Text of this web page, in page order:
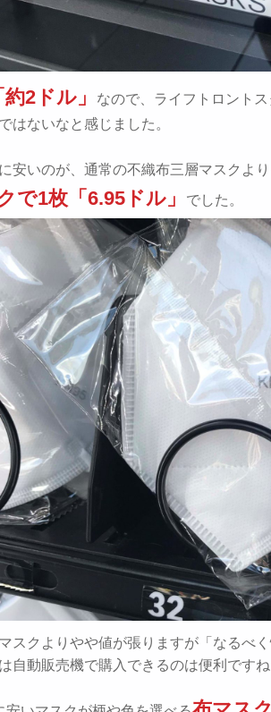
2ドル」
なので、ライフトロント
はないなと感じました。
安いのが、通常の不織布三層マスクよ
で1枚「6.95ドル」
でした。
スクよりやや値が張りますが「なるべ
自動販売機で購入できるのは便利ですね